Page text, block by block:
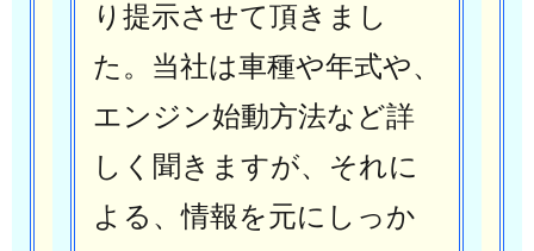
り提示させて頂きまし
た。 当社は車種や年式や、
エンジン始動方法など詳
しく聞きますが、それに
よる、情報を元にしっか